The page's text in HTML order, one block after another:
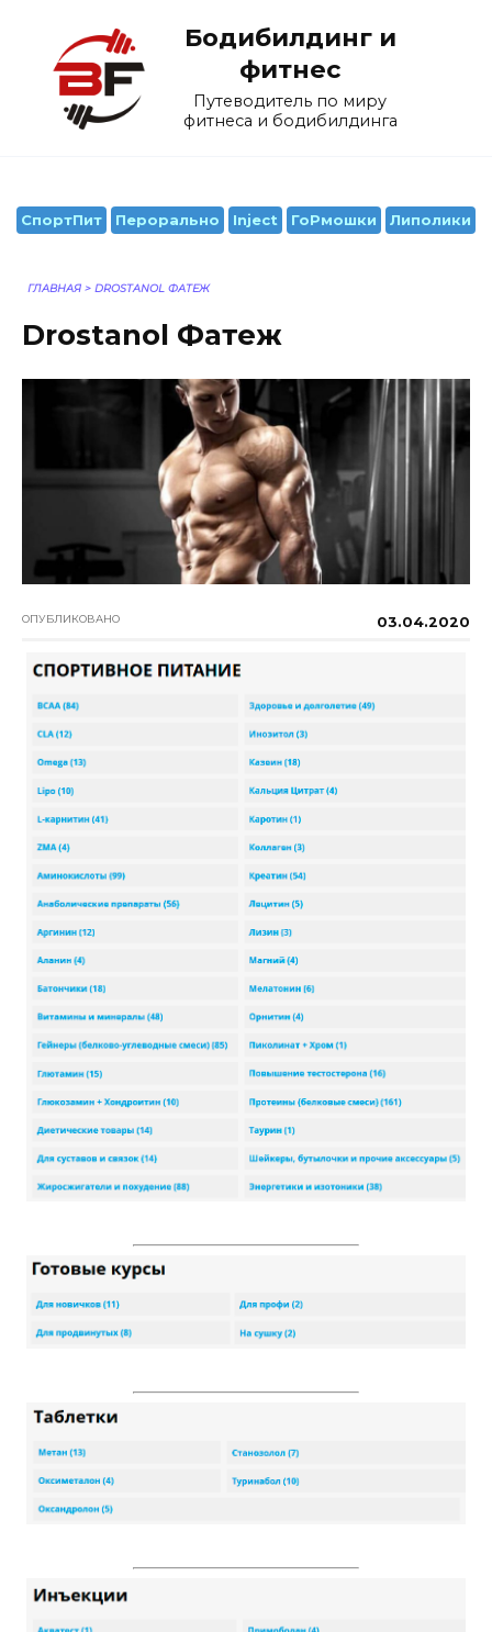
содержанию
Бодибилдинг и
фитнес
Путеводитель по миру
фитнеса и бодибилдинга
СпортПит Перорально Inject ГоРмошки Липолики
ГЛАВНАЯ > DROSTANOL ФАТЕЖ
Drostanol Фатеж
ОПУБЛИКОВАНО 03.04.2020